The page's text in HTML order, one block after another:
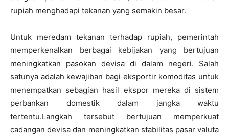
rupiah menghadapi tekanan yang semakin besar.
Untuk meredam tekanan terhadap rupiah, pemerintah
memperkenalkan berbagai kebijakan yang bertujuan
meningkatkan pasokan devisa di dalam negeri. Salah
satunya adalah kewajiban bagi eksportir komoditas untuk
menempatkan sebagian hasil ekspor mereka di sistem
perbankan domestik dalam jangka waktu
tertentu.Langkah tersebut bertujuan memperkuat
cadangan devisa dan meningkatkan stabilitas pasar valuta